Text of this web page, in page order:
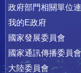
政府部門相關單位
我的E政府
國家發展委員會
國家通訊傳播委員會
大陸委員會